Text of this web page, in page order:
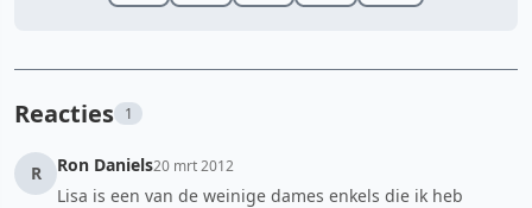
Reacties 1
R Ron Daniels20 mrt 2012
Lisa is een van de weinige dames enkels die ik heb